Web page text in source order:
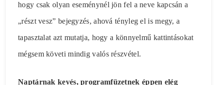
hogy csak olyan eseménynél jön fel a neve kapcsán a
„részt vesz” bejegyzés, ahová tényleg el is megy, a
tapasztalat azt mutatja, hogy a könnyelmű kattintásokat
mégsem követi mindig valós részvétel.
Naptárnak kevés, programfüzetnek éppen elég